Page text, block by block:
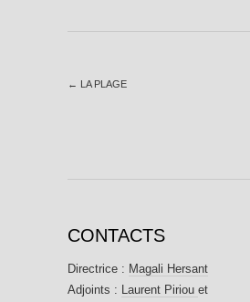
← LA PLAGE
CONTACTS
Directrice : Magali Hersant
Adjoints : Laurent Piriou et